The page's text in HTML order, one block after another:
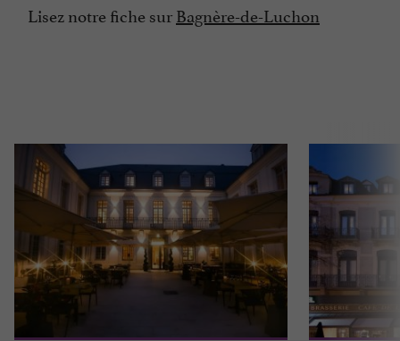
Lisez notre fiche surBagnère-de-Luchon